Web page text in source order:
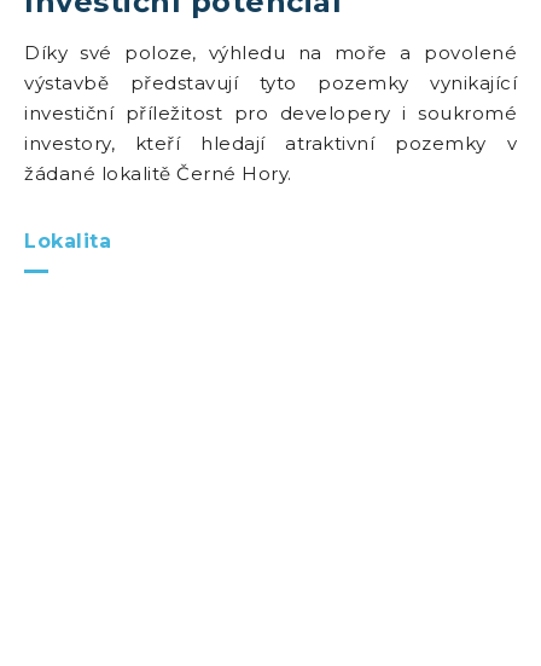
Díky své poloze, výhledu na moře a povolené
výstavbě představují tyto pozemky vynikající
investiční příležitost pro developery i soukromé
investory, kteří hledají atraktivní pozemky v
žádané lokalitě Černé Hory.
Lokalita